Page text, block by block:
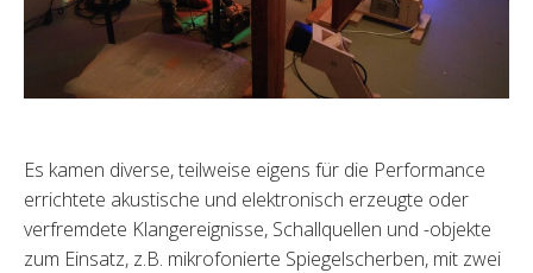
Es kamen diverse, teilweise eigens für die Performance
errichtete akustische und elektronisch erzeugte oder
verfremdete Klangereignisse, Schallquellen und -objekte
zum Einsatz, z.B. mikrofonierte Spiegelscherben, mit zwei